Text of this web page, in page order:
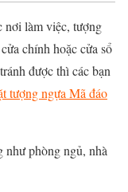
nơi làm việc, tượng
chính hoặc cửa sổ
được thì các bạn
tượng ngựa Mã đáo
như phòng ngủ, nhà